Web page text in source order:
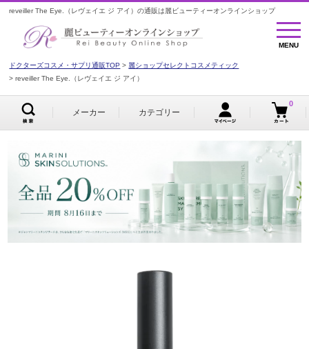
reveiller The Eye.（レヴェイエ ジ アイ）の通販は麗ビューティーオンラインショップ
MENU
MENU
ドクターズコスメ・サプリ通販TOP
麗ショップセレクトコスメティック
reveiller The Eye.（レヴェイエ ジ アイ）
メーカー カテゴリー
0